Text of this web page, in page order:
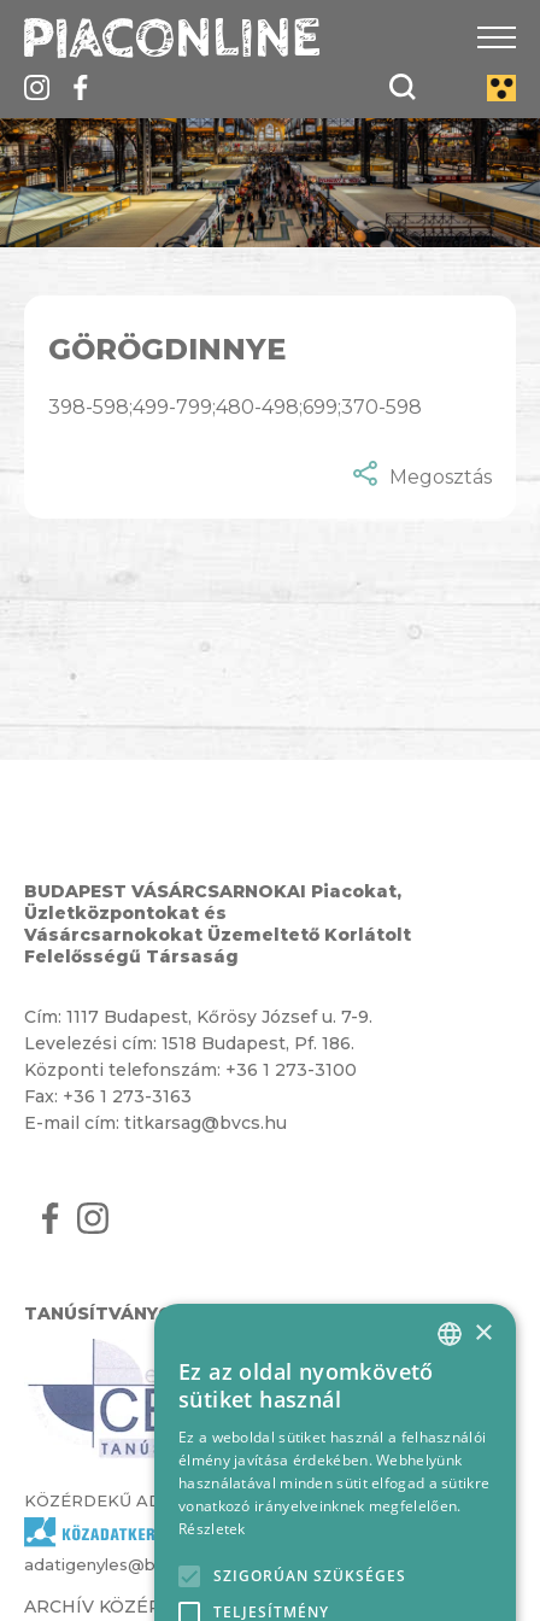
GÖRÖGDINNYE
398-598;499-799;480-498;699;370-598
Megosztás
BUDAPEST VÁSÁRCSARNOKAI Piacokat,
Üzletközpontokat és
Vásárcsarnokokat Üzemeltető Korlátolt
Felelősségű Társaság
Cím: 1117 Budapest, Kőrösy József u. 7-9.
Levelezési cím: 1518 Budapest, Pf. 186.
Központi telefonszám: +36 1 273-3100
Fax: +36 1 273-3163
E-mail cím: titkarsag@bvcs.hu
TANÚSÍTVÁNYOK
KÖZÉRDEKŰ ADATOK
adatigenyles@bvcs.hu
ARCHÍV KÖZÉRDEKŰ ADATOK –
HUNGARIAN
×
Ez az oldal nyomkövető
sütiket használ
Ez a weboldal sütiket használ a felhasználói
élmény javítása érdekében. Webhelyünk
használatával minden sütit elfogad a sütikre
vonatkozó irányelveinknek megfelelően.
Részletek
SZIGORÚAN SZÜKSÉGES
TELJESÍTMÉNY